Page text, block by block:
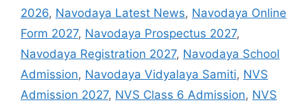
2026, Navodaya Latest News, Navodaya Online
Form 2027, Navodaya Prospectus 2027,
Navodaya Registration 2027, Navodaya School
Admission, Navodaya Vidyalaya Samiti, NVS
Admission 2027, NVS Class 6 Admission, NVS